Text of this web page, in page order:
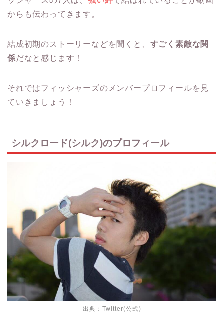
からも伝わってきます。
結成初期のストーリーなどを聞くと、 すごく素敵な関
係だなと感じます！
それではフィッシャーズのメンバープロフィールを見
ていきましょう！
シルクロード(シルク)のプロフィール
出典： Twitter(公式)